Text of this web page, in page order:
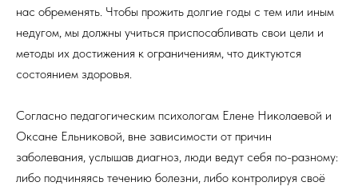
нас обременять. Чтобы прожить долгие годы с тем или иным
недугом, мы должны учиться приспосабливать свои цели и
методы их достижения к ограничениям, что диктуются
состоянием здоровья.
Согласно педагогическим психологам Елене Николаевой и
Оксане Ельниковой, вне зависимости от причин
заболевания, услышав диагноз, люди ведут себя по-разному:
либо подчиняясь течению болезни, либо контролируя своё